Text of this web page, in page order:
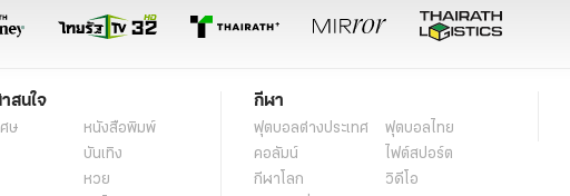
สนใจ
ษ
หนังสือพิมพ์
บันเทิง
หวย
กีฬา
ฟุตบอลต่่างประเทศ
ฟุตบอลไทย
คอลัมน์
ไฟต์สปอร์ต
กีฬาโลก
วิดีโอ